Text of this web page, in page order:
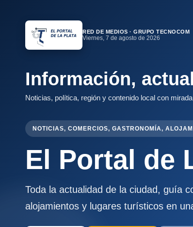
RED DE MEDIOS · GRUPO TECNOCOM
Viernes, 7 de agosto de 2026
Información,
Noticias, política, región y contenido local con
NOTICIAS, COMERCIOS, GASTRONOMÍA,
El Portal de
Toda la actualidad de la ciudad, guía
alojamientos y lugares turísticos en